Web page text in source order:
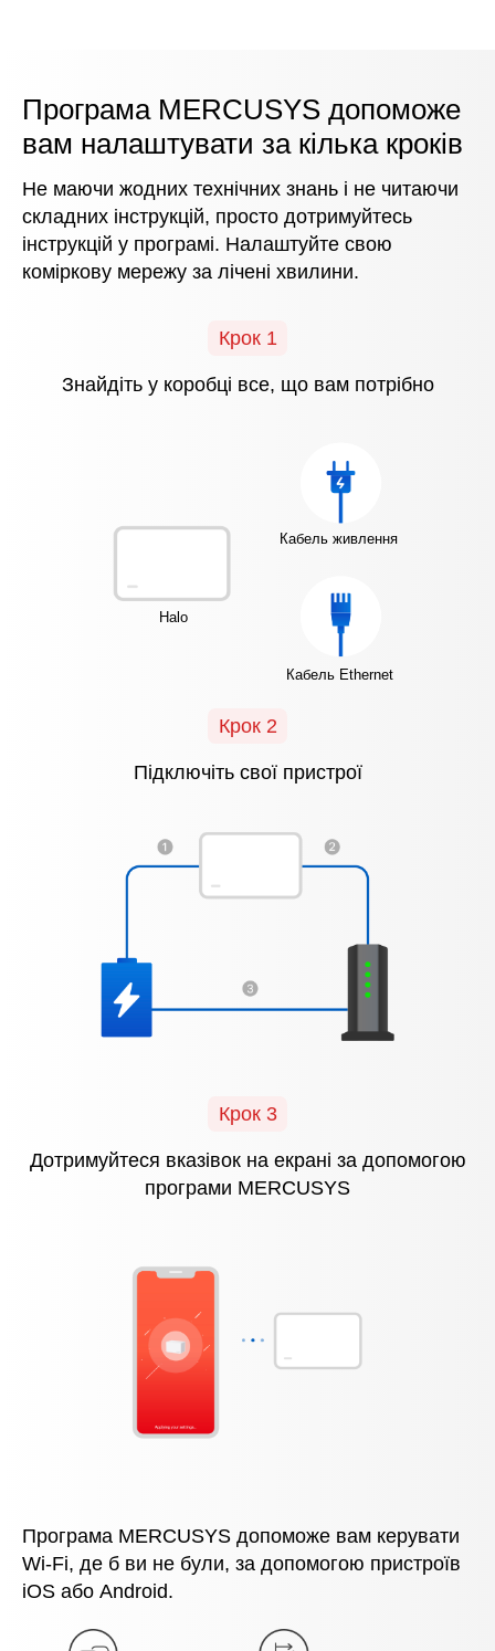
Програма MERCUSYS допоможе
вам налаштувати за кілька кроків
Не маючи жодних технічних знань і не читаючи
складних інструкцій, просто дотримуйтесь
інструкцій у програмі. Налаштуйте свою
коміркову мережу за лічені хвилини.
Крок 1
Знайдіть у коробці все, що вам потрібно
Halo
Кабель живлення
Кабель Ethernet
Крок 2
Підключіть свої пристрої
Крок 3
Дотримуйтеся вказівок на екрані за допомогою
програми MERCUSYS
Програма MERCUSYS допоможе вам керувати
Wi-Fi, де б ви не були, за допомогою пристроїв
iOS або Android.